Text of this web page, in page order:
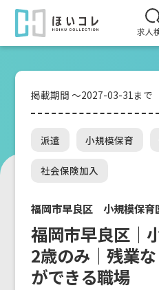
求人
掲載期間 ～2027-03-31まで
派遣 小規模保育
社会保険加入
福岡市早良区 小規模保育
福岡市早良区｜
2歳のみ｜残業
ができる職場